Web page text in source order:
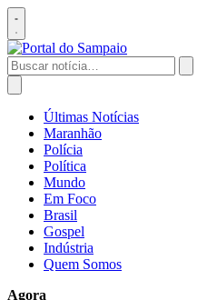
Pular
para
o
conteúdo
Abrir
menu
Buscar
por:
Abrir
buscaÚltimas Notícias
Maranhão
Polícia
Política
Mundo
Em Foco
Brasil
Gospel
Indústria
Quem Somos
Agora